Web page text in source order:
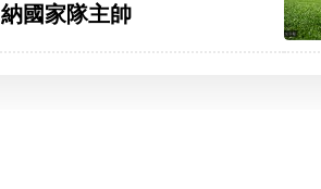
納國家隊主帥